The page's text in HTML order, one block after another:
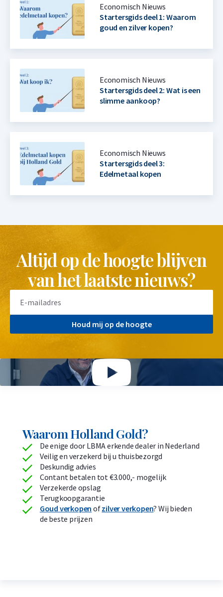
Economisch Nieuws
Startersgids deel 1: Waarom
goud en zilver kopen?
Economisch Nieuws
Startersgids deel 2: Wat is een
slimme aankoop?
Economisch Nieuws
Startersgids deel 3:
Edelmetaal kopen
Altijd op de hoogte blijven
van het laatste nieuws?
Houd mij op de hoogte
Waarom Holland Gold?
De enige door LBMA erkende dealer in Nederland
Veilig en verzekerd bij u thuisbezorgd
Deskundig advies
Contant betalen tot €3.000,- mogelijk
Verzekerde opslag
Terugkoopgarantie
Goud verkopen ofzilver verkopen? Wij bieden
de beste prijzen